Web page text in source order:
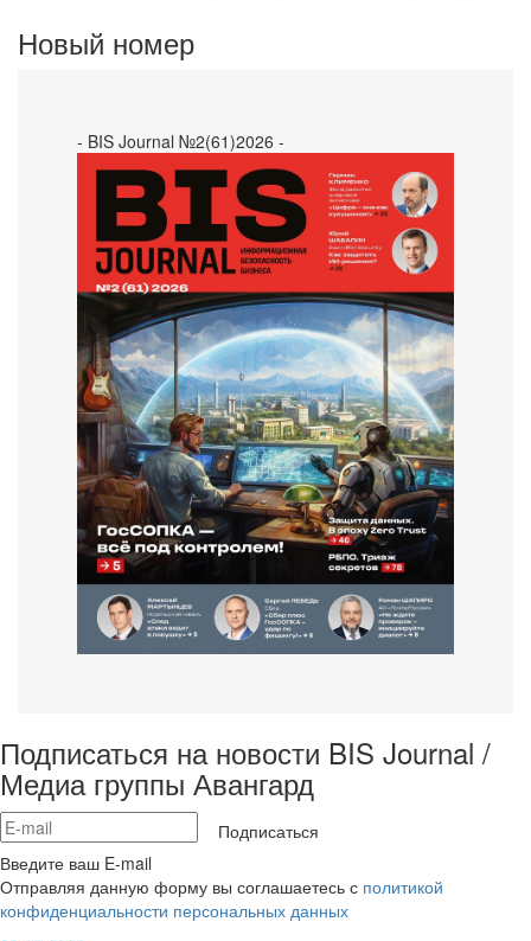
Новый номер
- BIS Journal №2(61)2026 -
Подписаться на новости BIS Journal /
Медиа группы Авангард
Подписаться
Введите ваш E-mail
Отправляя данную форму вы соглашаетесь с политикой
конфиденциальности персональных данных